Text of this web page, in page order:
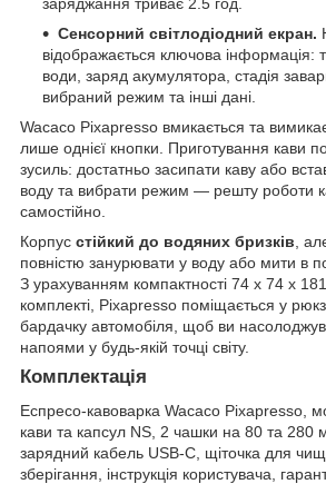
Сенсорний світлодіодний екран.
відображається ключова інформація:
води, заряд акумулятора, стадія
вибраний режим та інші дані.
Wacaco Pixapresso вмикається та
лише однієї кнопки. Приготування кави
зусиль: достатньо засипати каву або
воду та вибрати режим — решту роботи
самостійно.
Корпус стійкий до водяних бризків ,
повністю занурювати у воду або мити в
З урахуванням компактності 74 х 74 х
комплекті, Pixapresso поміщається у
бардачку автомобіля, щоб ви
напоями у будь-якій точці світу.
Комплектація
Еспресо-кавоварка Wacaco Pixapresso,
кави та капсул NS, 2 чашки на 80 та 280
зарядний кабель USB-C, щіточка для
зберігання, інструкція користувача,